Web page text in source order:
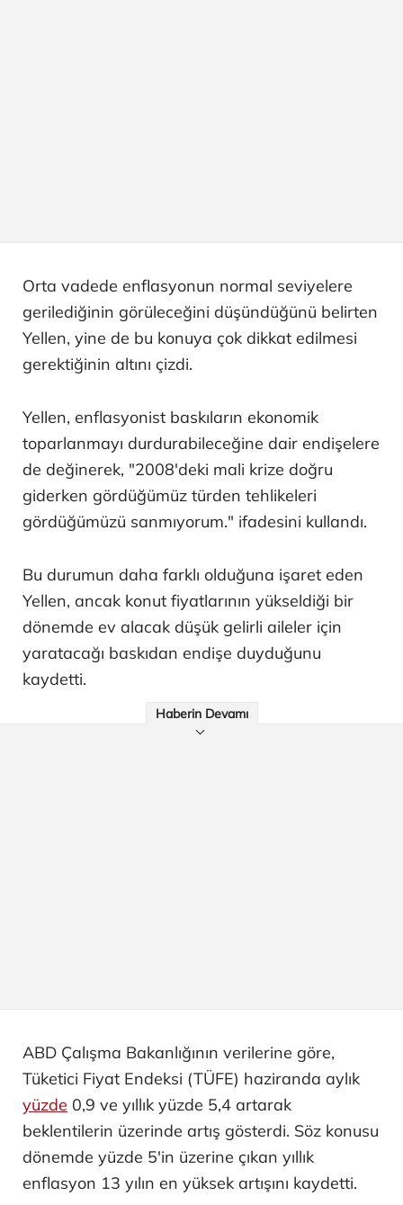
Orta vadede enflasyonun normal seviyelere
gerilediğinin görüleceğini düşündüğünü belirten
Yellen, yine de bu konuya çok dikkat edilmesi
gerektiğinin altını çizdi.
Yellen, enflasyonist baskıların ekonomik
toparlanmayı durdurabileceğine dair endişelere
de değinerek, "2008'deki mali krize doğru
giderken gördüğümüz türden tehlikeleri
gördüğümüzü sanmıyorum." ifadesini kullandı.
Bu durumun daha farklı olduğuna işaret eden
Yellen, ancak konut fiyatlarının yükseldiği bir
dönemde ev alacak düşük gelirli aileler için
yaratacağı baskıdan endişe duyduğunu
kaydetti.
Haberin Devamı
ABD Çalışma Bakanlığının verilerine göre,
Tüketici Fiyat Endeksi (TÜFE) haziranda aylık
yüzde 0,9 ve yıllık yüzde 5,4 artarak
beklentilerin üzerinde artış gösterdi. Söz konusu
dönemde yüzde 5'in üzerine çıkan yıllık
enflasyon 13 yılın en yüksek artışını kaydetti.